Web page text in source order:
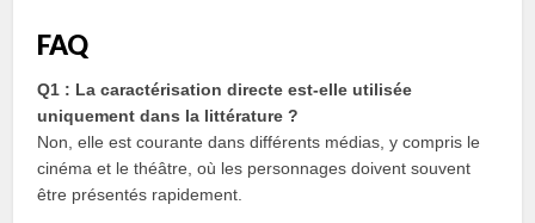
FAQ
Q1 : La caractérisation directe est-elle utilisée
uniquement dans la littérature ?
Non, elle est courante dans différents médias, y compris le
cinéma et le théâtre, où les personnages doivent souvent
être présentés rapidement.